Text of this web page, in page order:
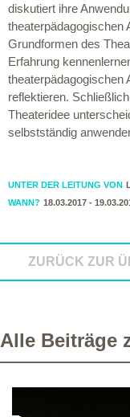
diskutiert ihre
theaterpädagogischen
Grundformen des
Erfahrung
theaterpädagogischen
reflektieren.
Theateridee
selbstständig
UNTER DER LEITUNG VON
WANN? 18.03.2017 -
ZURÜCK ZUR
Alle Beiträge